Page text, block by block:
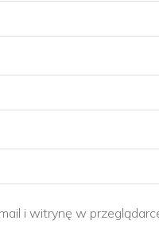
i witrynę w